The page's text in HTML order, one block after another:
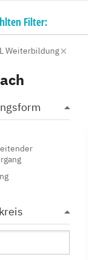
Filter:
Weiterbildung